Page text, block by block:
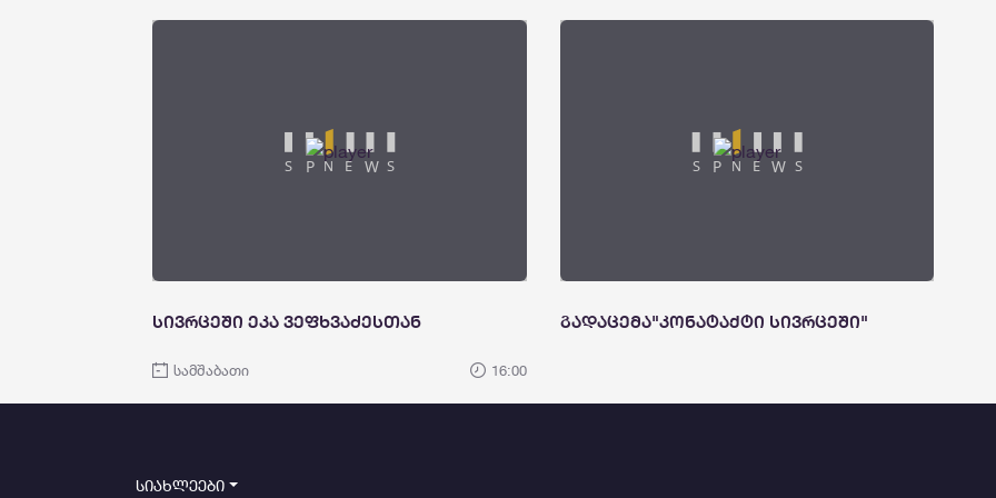
სივრცეში ეკა ვეფხვაძესთან
სამშაბათი 16:00
გადაცემა"კონატაქტი სივრცეში"
სიახლეები